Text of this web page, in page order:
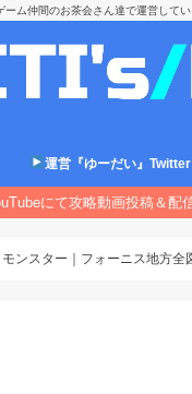
ム仲間のお茶会さん達で運営して
運営『ゆーだい』Twitter
にて攻略動画投稿＆配
ンスター｜フォーニス地方全